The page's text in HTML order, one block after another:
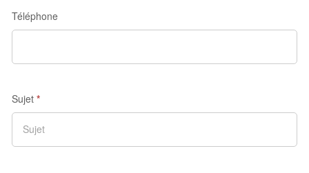
Téléphone
Sujet *